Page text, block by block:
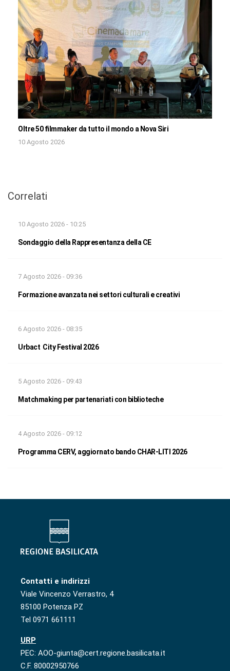
Oltre 50 filmmaker da tutto il mondo a Nova Siri
10 Agosto 2026
Correlati
10 Agosto 2026 - 10:25
Sondaggio della Rappresentanza della CE
7 Agosto 2026 - 09:36
Formazione avanzata nei settori culturali e creativi
6 Agosto 2026 - 08:35
Urbact City Festival 2026
5 Agosto 2026 - 09:43
Matchmaking per partenariati con biblioteche
4 Agosto 2026 - 09:12
Programma CERV, aggiornato bando CHAR-LITI 2026
Contatti e indirizzi
Viale Vincenzo Verrastro, 4
85100 Potenza PZ
Tel 0971 661111
URP
PEC: AOO-giunta@cert.regione.basilicata.it
C.F. 80002950766